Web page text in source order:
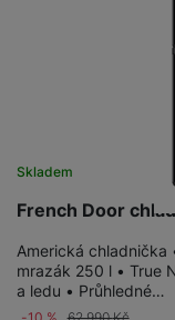
French Door
Skladem
Americká chladnička
mrazák 250 l • True
a ledu • Průhledné…